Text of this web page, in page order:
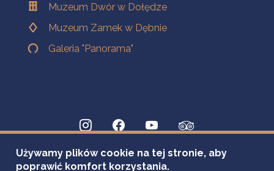
Muzeum Dwór w Dołędze
Muzeum Zamek w Dębnie
Galeria "Panorama"
Używamy plików cookie na tej stronie, aby
poprawić komfort korzystania.